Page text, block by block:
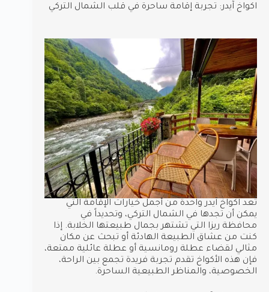
اكواخ آيدر: تجربة إقامة ساحرة في قلب الشمال التركي
تُعد اكواخ آيدر واحدة من أجمل خيارات الإقامة التي
يمكن أن تجدها في الشمال التركي، وتحديداً في
محافظة ريزا التي تشتهر بجمال طبيعتها الخلابة. إذا
كنت من عشاق الطبيعة الهادئة أو تبحث عن مكان
مثالي لقضاء عطلة رومانسية أو عطلة عائلية ممتعة،
فإن هذه الأكواخ تقدم تجربة فريدة تجمع بين الراحة،
الخصوصية، والمناظر الطبيعية الساحرة.